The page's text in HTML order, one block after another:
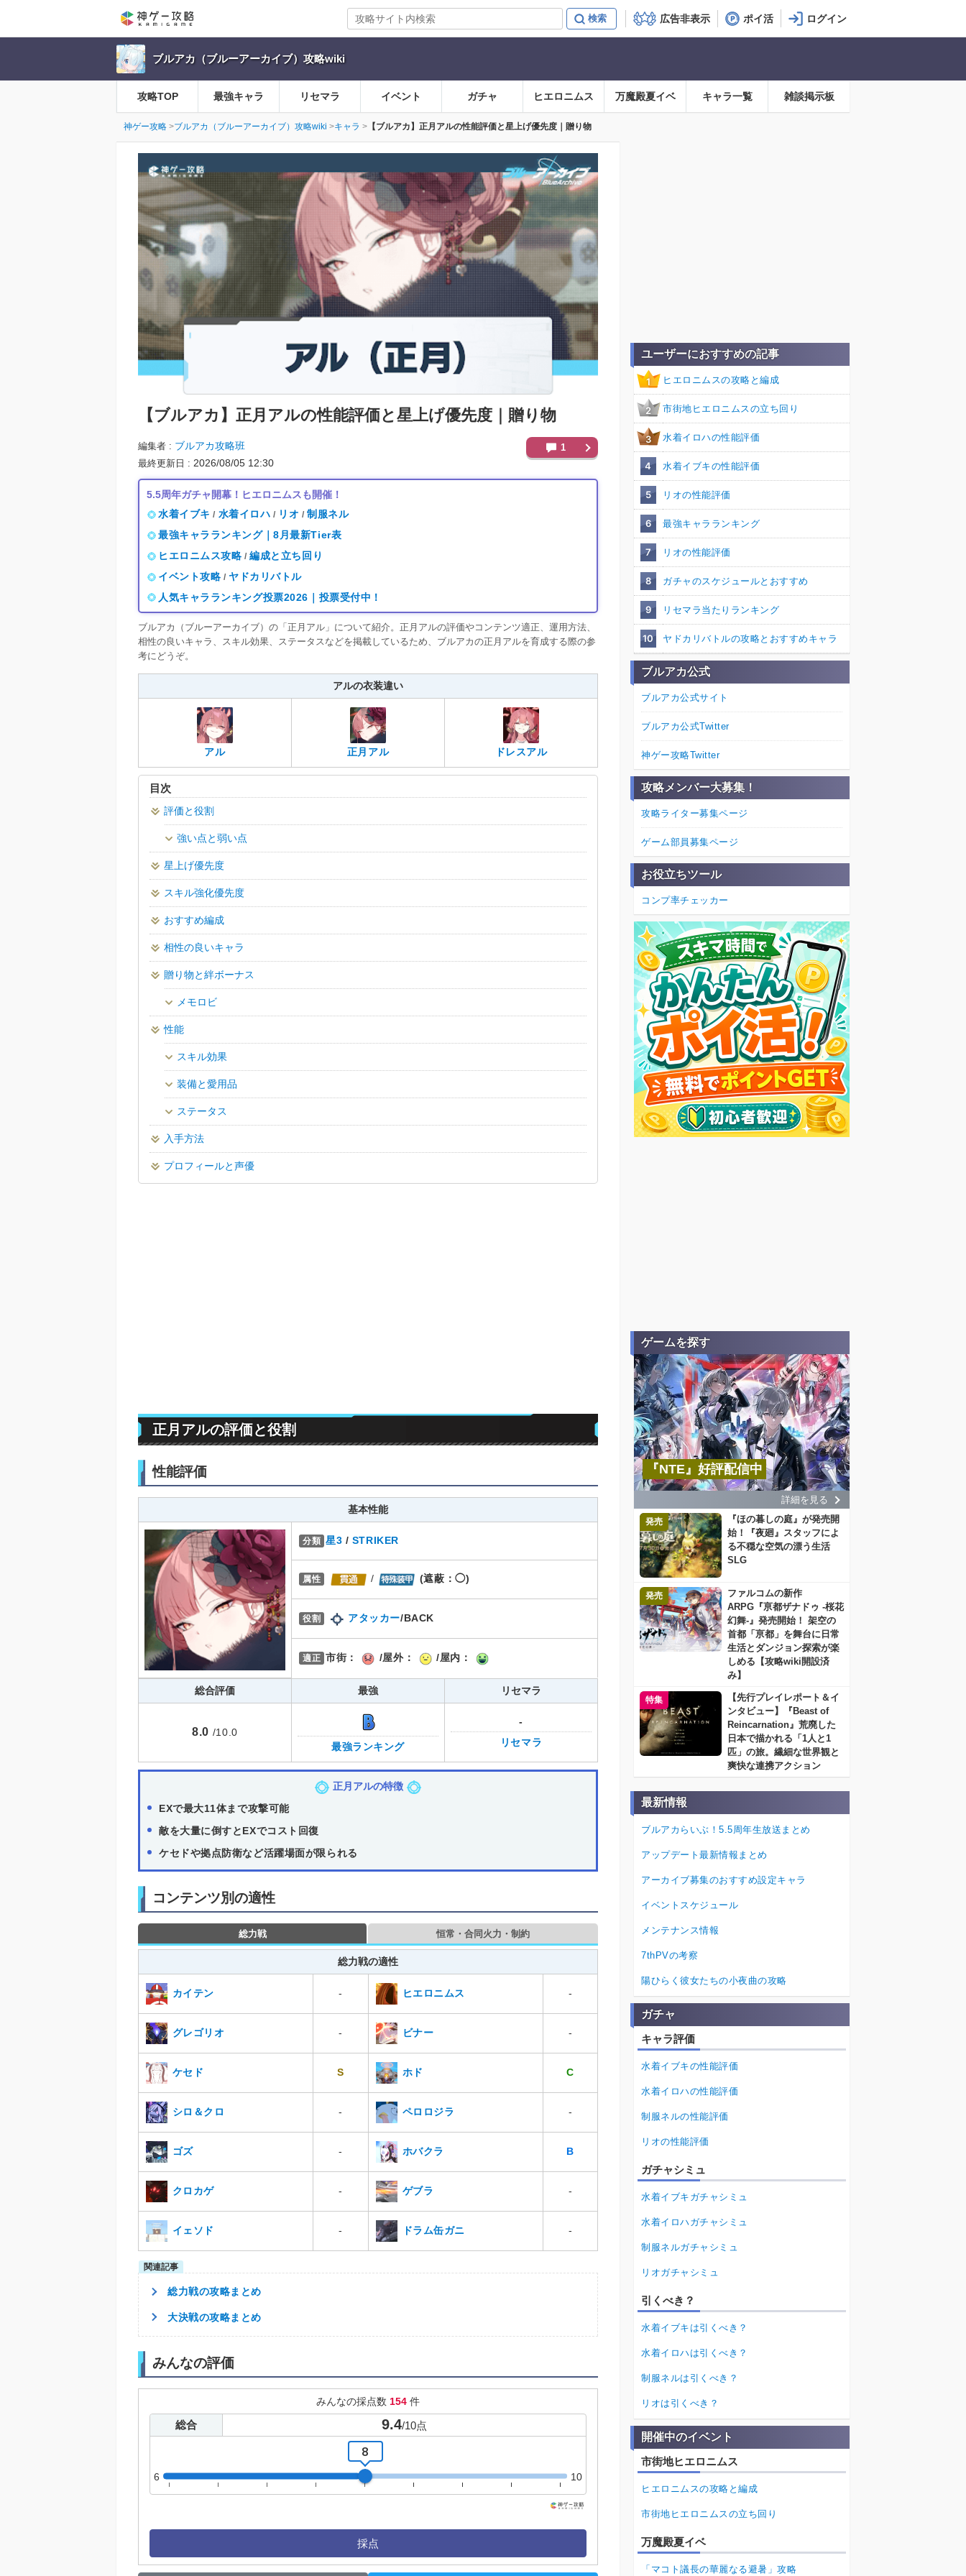
広告非表示 ポイ活
ブルアカ（ブルーアーカイブ）攻略wiki
攻略TOP 最強キャラ リセマラ イベント ガチャ ヒエロニムス 万魔殿夏イベ キャラ一覧 雑談掲示板
神ゲー攻略 ブルアカ（ブルーアーカイブ）攻略wiki キャラ 【ブルアカ】正月アルの性能評価と星上げ優先度｜贈り物
【ブルアカ】 正月アルの性能評価と星上げ優先度｜贈り物
編集者 ブルアカ攻略班
最終更新日 2026/08/05 12:30
1
5.5周年ガチャ開幕！ヒエロニムスも開催！
水着イブキ / 水着イロハ / リオ / 制服ネル
最強キャラランキング｜8月最新Tier表
ヒエロニムス攻略 / 編成と立ち回り
イベント攻略 / ヤドカリバトル
人気キャラランキング投票2026｜投票受付中！
ブルアカ（ブルーアーカイブ）の「正月アル」について紹介。正月アルの評価やコンテンツ適正、運用方法、
相性の良いキャラ、スキル効果、ステータスなどを掲載しているため、ブルアカの正月アルを育成する際の参
考にどうぞ。
アルの衣装違い
アル 正月アル ドレスアル
目次
評価と役割
強い点と弱い点
星上げ優先度
スキル強化優先度
おすすめ編成
相性の良いキャラ
贈り物と絆ボーナス
メモロビ
性能
スキル効果
装備と愛用品
ステータス
入手方法
プロフィールと声優
正月アルの評価と役割
性能評価
基本性能
分類 星3 / STRIKER
属性 / (遮蔽：◯)
役割 アタッカー/BACK
適正 市街： /屋外： /屋内：
総合評価 最強 リセマラ
8.0 /10.0
最強ランキング
-
リセマラ
正月アルの特徴
EXで最大11体まで攻撃可能
敵を大量に倒すとEXでコスト回復
ケセドや拠点防衛など活躍場面が限られる
コンテンツ別の適性
総力戦 恒常・合同火力・制約
総力戦の適性
カイテン - ヒエロニムス -
グレゴリオ - ビナー -
ケセド S ホド C
シロ＆クロ - ペロロジラ -
ゴズ - ホバクラ B
クロカゲ - ゲブラ -
イェソド - ドラム缶ガニ -
総力戦の攻略まとめ
大決戦の攻略まとめ
みんなの評価
みんなの採点数 154 件
総合 9.4/10点
6
8
10
採点
ユーザーにおすすめの記事
1 ヒエロニムスの攻略と編成
2 市街地ヒエロニムスの立ち回り
3 水着イロハの性能評価
4 水着イブキの性能評価
5 リオの性能評価
6 最強キャラランキング
7 リオの性能評価
8 ガチャのスケジュールとおすすめ
9 リセマラ当たりランキング
10 ヤドカリバトルの攻略とおすすめキャラ
ブルアカ公式
ブルアカ公式サイト
ブルアカ公式Twitter
神ゲー攻略Twitter
攻略メンバー大募集！
攻略ライター募集ページ
ゲーム部員募集ページ
お役立ちツール
コンプ率チェッカー
ゲームを探す
『NTE』好評配信中
詳細を見る
発売
『ほの暮しの庭』が発売開
始！『夜廻』スタッフによ
る不穏な空気の漂う生活
SLG
発売
ファルコムの新作
ARPG『亰都ザナドゥ -桜花
幻舞-』発売開始！ 架空の
首都「亰都」を舞台に日常
生活とダンジョン探索が楽
しめる【攻略wiki開設済
み】
特集
【先行プレイレポート＆イ
ンタビュー】『Beast of
Reincarnation』荒廃した
日本で描かれる「1人と1
匹」の旅。繊細な世界観と
爽快な連携アクション
最新情報
ブルアカらいぶ！5.5周年生放送まとめ
アップデート最新情報まとめ
アーカイブ募集のおすすめ設定キャラ
イベントスケジュール
メンテナンス情報
7thPVの考察
陽ひらく彼女たちの小夜曲の攻略
ガチャ
キャラ評価
水着イブキの性能評価
水着イロハの性能評価
制服ネルの性能評価
リオの性能評価
ガチャシミュ
水着イブキガチャシミュ
水着イロハガチャシミュ
制服ネルガチャシミュ
リオガチャシミュ
引くべき？
水着イブキは引くべき？
水着イロハは引くべき？
制服ネルは引くべき？
リオは引くべき？
開催中のイベント
市街地ヒエロニムス
ヒエロニムスの攻略と編成
市街地ヒエロニムスの立ち回り
万魔殿夏イベ
「マコト議長の華麗なる避暑」攻略